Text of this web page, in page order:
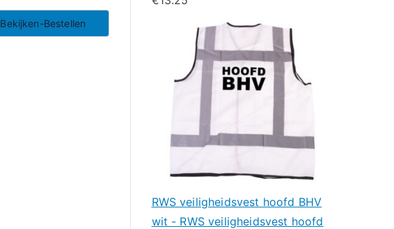
Bekijken-Bestellen
RWS veiligheidsvest hoofd BHV
wit - RWS veiligheidsvest hoofd